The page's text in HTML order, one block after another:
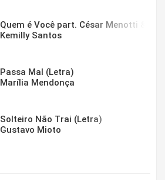
Quem é Você part. César Menotti &
Kemilly Santos
Passa Mal (Letra)
Marília Mendonça
Solteiro Não Trai (Letra)
Gustavo Mioto